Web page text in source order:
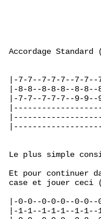
Accordage Standard
|-7-7--7-7-7--7-
|-8-8--8-8-8--8-
|-7-7--7-7-7--9-
Le plus simple
Et pour continuer
case et jouer
|-0-0--0-0-0--0-
|-1-1--1-1-1--1-